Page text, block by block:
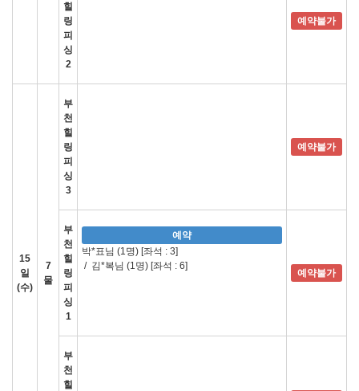
힐
링
피
싱
2
예약불가
15
일
(수)
7
물
부
천
힐
링
피
싱
3
예약불가
부
천
힐
링
피
싱
1
예약
박*표님 (1명) [좌석 : 3]
/ 김*복님 (1명) [좌석 : 6]
예약불가
부
천
힐